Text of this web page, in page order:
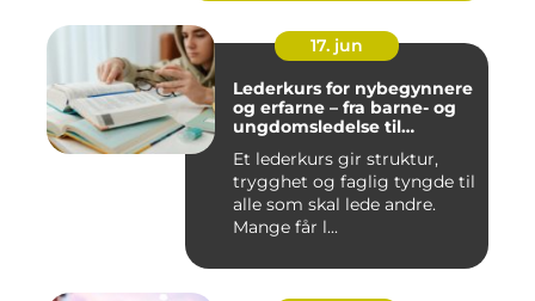
17. jun
Lederkurs for nybegynnere
og erfarne – fra barne- og
ungdomsledelse til
Et lederkurs gir struktur,
trygghet og faglig tyngde til
alle som skal lede andre.
Mange får l...